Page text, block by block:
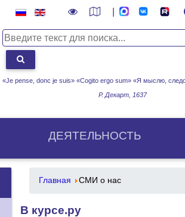
«Je pense, donc je suis» «Cogito ergo sum» «Я мыслю,
Р. Декарт, 1637
ДЕЯТЕЛЬНОСТЬ
Главная СМИ о нас
В курсе.ру